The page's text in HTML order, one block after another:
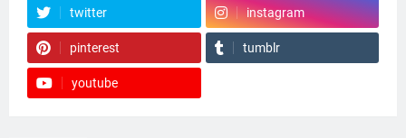
twitter instagram
pinterest tumblr
youtube